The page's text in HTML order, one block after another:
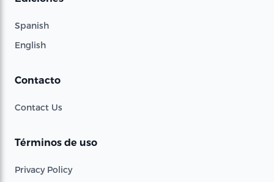
Spanish
English
Contacto
Contact Us
Términos de uso
Privacy Policy